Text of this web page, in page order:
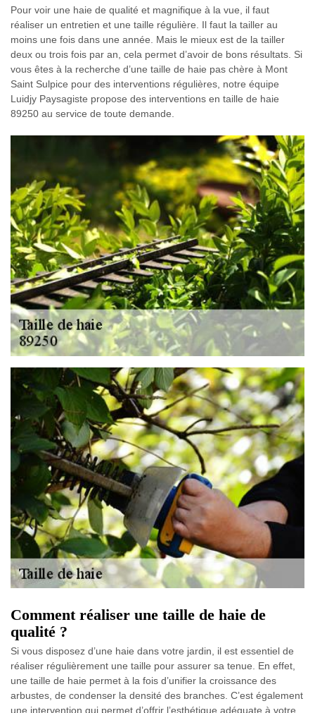
Pour voir une haie de qualité et magnifique à la vue, il faut
réaliser un entretien et une taille régulière. Il faut la tailler au
moins une fois dans une année. Mais le mieux est de la tailler
deux ou trois fois par an, cela permet d’avoir de bons résultats. Si
vous êtes à la recherche d’une taille de haie pas chère à Mont
Saint Sulpice pour des interventions régulières, notre équipe
Luidjy Paysagiste propose des interventions en taille de haie
89250 au service de toute demande.
Comment réaliser une taille de haie de
qualité ?
Si vous disposez d’une haie dans votre jardin, il est essentiel de
réaliser régulièrement une taille pour assurer sa tenue. En effet,
une taille de haie permet à la fois d’unifier la croissance des
arbustes, de condenser la densité des branches. C’est également
une intervention qui permet d’offrir l’esthétique adéquate à votre